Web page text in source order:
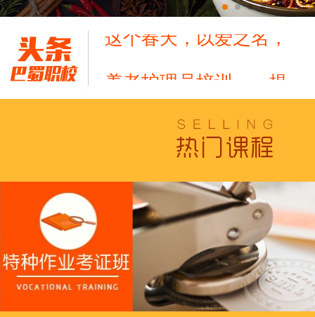
这个春天，以爱之名，
跟“emo”说拜拜！
浓浓端午情，欢乐“粽
这个春天，以爱之名，
养老护理员培训——提